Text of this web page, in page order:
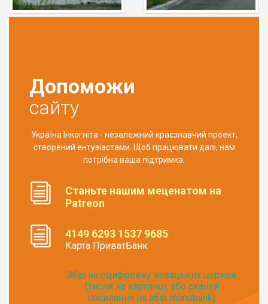
Допоможи
сайту
Україна Інкогніта - незалежний краєзнавчий проект,
створений ентузіастами. Щоб працювати далі, нам
потрібна ваша підтримка.
Станьте нашим меценатом на
Patreon
4149 6293 1537 9685
Карта ПриватБанк
Збір на оцифровку козацьких церков
(тисни на картинці, або скануй
посилання на збір monobank):